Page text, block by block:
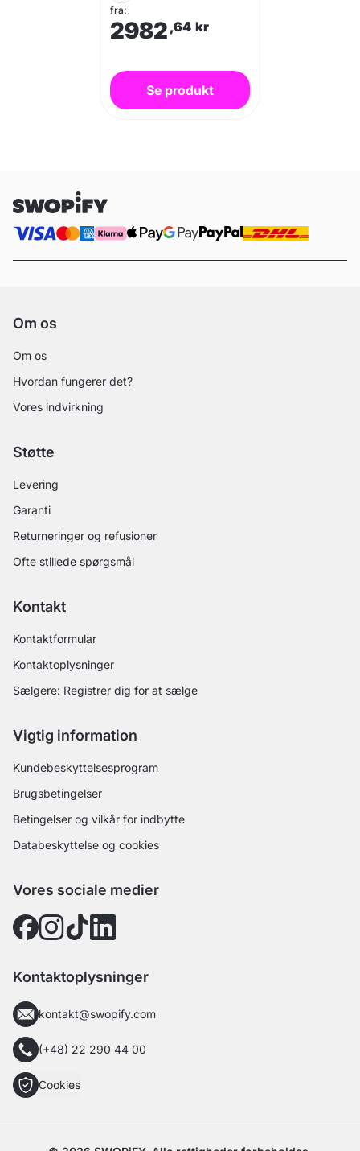
fra:
2982 ,64 kr
Se produkt
Om os
Om os
Hvordan fungerer det?
Vores indvirkning
Støtte
Levering
Garanti
Returneringer og refusioner
Ofte stillede spørgsmål
Kontakt
Kontaktformular
Kontaktoplysninger
Sælgere: Registrer dig for at sælge
Vigtig information
Kundebeskyttelsesprogram
Brugsbetingelser
Betingelser og vilkår for indbytte
Databeskyttelse og cookies
Vores sociale medier
Kontaktoplysninger
kontakt@swopify.com
(+48) 22 290 44 00
Cookies